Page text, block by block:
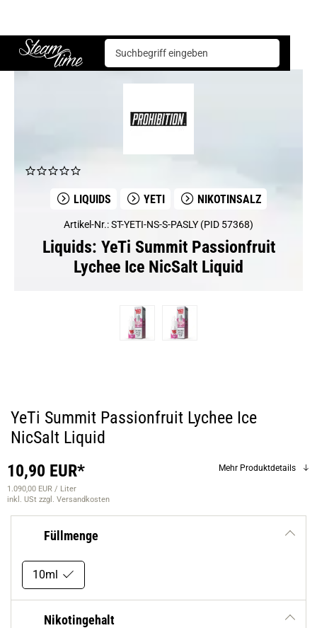
Steam time
Liquids YeTi Summit Passionfruit Lychee Ice NicSalt Liquid
LIQUIDS YETI NIKOTINSALZ
Artikel-Nr.: ST-YETI-NS-S-PASLY (PID 57368)
Liquids: YeTi Summit Passionfruit
Lychee Ice NicSalt Liquid
YeTi Summit Passionfruit Lychee Ice
NicSalt Liquid
10,90 EUR*
1.090,00 EUR / Liter
inkl. USt zzgl. Versandkosten
Mehr Produktdetails
Füllmenge
10ml
Nikotingehalt